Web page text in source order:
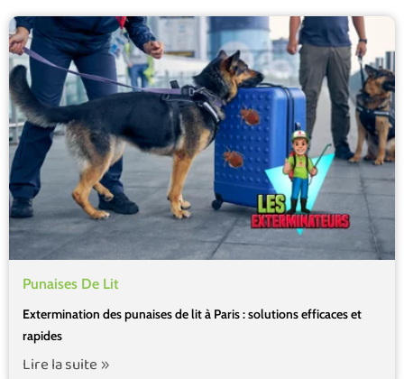
Punaises De Lit
Extermination des punaises de lit à Paris : solutions efficaces et
rapides
Lire la suite